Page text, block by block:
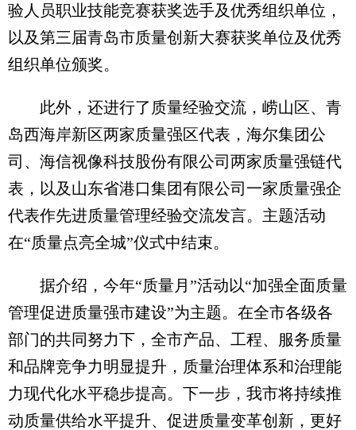
验人员职业技能竞赛获奖选手及优秀组织单位，
以及第三届青岛市质量创新大赛获奖单位及优秀
组织单位颁奖。
此外，还进行了质量经验交流，崂山区、青
岛西海岸新区两家质量强区代表，海尔集团公
司、海信视像科技股份有限公司两家质量强链代
表，以及山东省港口集团有限公司一家质量强企
代表作先进质量管理经验交流发言。主题活动
在“质量点亮全城”仪式中结束。
据介绍，今年“质量月”活动以“加强全面质量
管理促进质量强市建设”为主题。在全市各级各
部门的共同努力下，全市产品、工程、服务质量
和品牌竞争力明显提升，质量治理体系和治理能
力现代化水平稳步提高。下一步，我市将持续推
动质量供给水平提升、促进质量变革创新，更好